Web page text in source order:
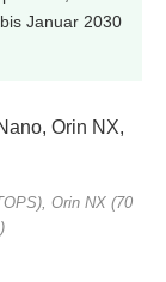
Januar 2030
Orin NX (70